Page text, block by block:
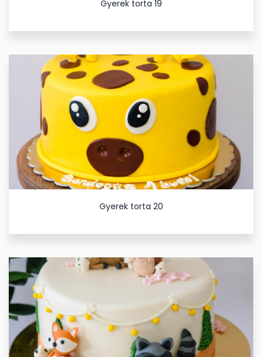
Gyerek torta 19
Gyerek torta 20